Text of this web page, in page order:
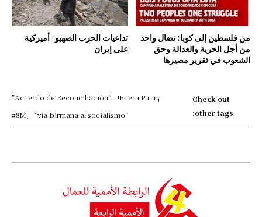
من فلسطين إلى كوبا: نضال واحد
من أجل الحرية والعدالة وحق
الشعوب في تقرير مصيرها
تداعيات الحرب الصهيو- أميركية
على إيران
Check out
other tags:
¡Fuera Putin!
“Acuerdo de Reconciliación”
“vía birmana al socialismo”
]
#8M